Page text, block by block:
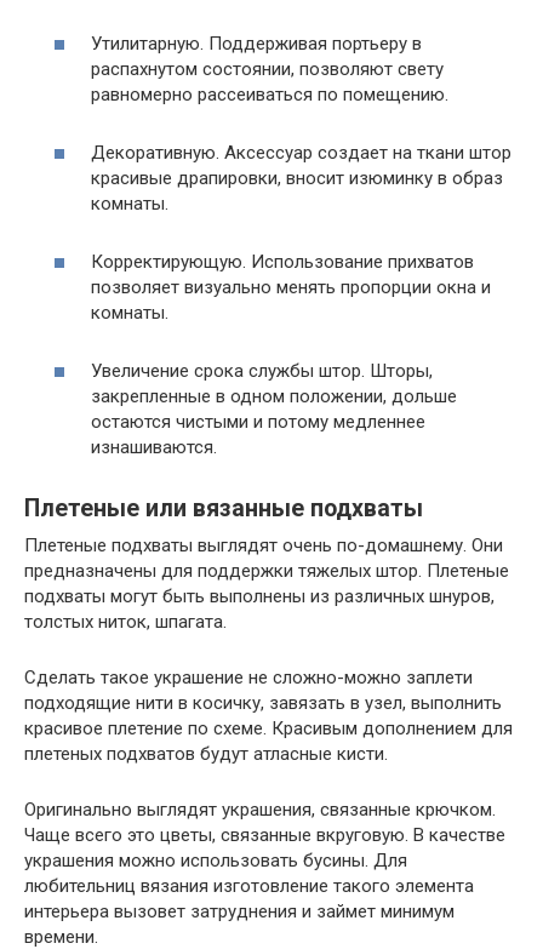
Утилитарную. Поддерживая портьеру в
распахнутом состоянии, позволяют свету
равномерно рассеиваться по помещению.
Декоративную. Аксессуар создает на ткани штор
красивые драпировки, вносит изюминку в образ
комнаты.
Корректирующую. Использование прихватов
позволяет визуально менять пропорции окна и
комнаты.
Увеличение срока службы штор. Шторы,
закрепленные в одном положении, дольше
остаются чистыми и потому медленнее
изнашиваются.
Плетеные или вязанные подхваты
Плетеные подхваты выглядят очень по-домашнему. Они
предназначены для поддержки тяжелых штор. Плетеные
подхваты могут быть выполнены из различных шнуров,
толстых ниток, шпагата.
Сделать такое украшение не сложно-можно заплети
подходящие нити в косичку, завязать в узел, выполнить
красивое плетение по схеме. Красивым дополнением для
плетеных подхватов будут атласные кисти.
Оригинально выглядят украшения, связанные крючком.
Чаще всего это цветы, связанные вкруговую. В качестве
украшения можно использовать бусины. Для
любительниц вязания изготовление такого элемента
интерьера вызовет затруднения и займет минимум
времени.